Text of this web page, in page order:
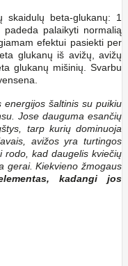
skaidulų beta-glukanų: 1
palaikyti normalią
efektui pasiekti per
glukanų iš avižų, avižų
glukanų mišinių. Svarbu
šaltinis su puikiu
Jose dauguma esančių
tarp kurių dominuoja
avižos yra turtingos
rodo, kad daugelis kviečių
gerai. Kiekvieno žmogaus
kadangi jos